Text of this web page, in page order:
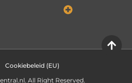
Cookiebeleid (EU)
All Right Reserved.